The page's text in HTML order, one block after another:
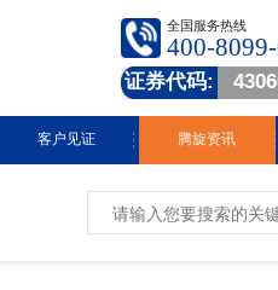
全国服务热线
400-
证券代码:
客户见证 腾旋资讯
腾旋快讯